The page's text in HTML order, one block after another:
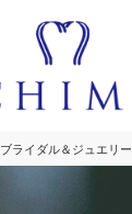
ブライダル＆ジュエリー